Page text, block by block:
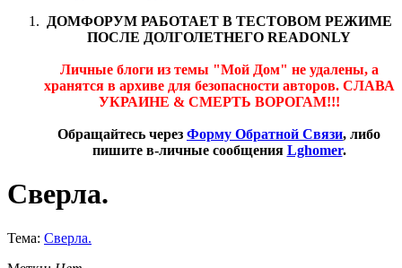
ДОМФОРУМ РАБОТАЕТ В ТЕСТОВОМ РЕЖИМЕ
ПОСЛЕ ДОЛГОЛЕТНЕГО READONLY
Личные блоги из темы "Мой Дом" не удалены, а
хранятся в архиве для безопасности авторов. СЛАВА
УКРАИНЕ & СМЕРТЬ ВОРОГАМ!!!
Обращайтесь через Форму Обратной Связи, либо
пишите в-личные сообщения Lghomer.
Сверла.
Тема: Сверла.